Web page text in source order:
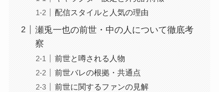
配信スタイルと人気の理由
瀬兎一也の前世・中の人について徹底考
察
前世と噂される人物
前世バレの根拠・共通点
前世に関するファンの見解